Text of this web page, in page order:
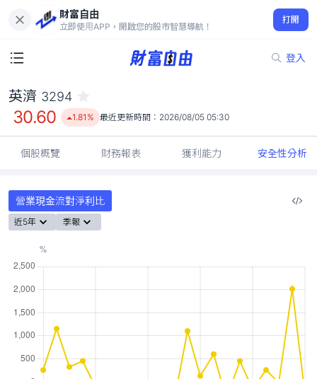
財富自由
立即使用APP，開啟您的股市智慧導航！
打開
登入
30.60
1.81%
英濟 3294
30.60 1.81% 最近更新時間： 2026/08/05 05:30
個股概覽 財務報表 獲利能力 安全性分析
營業現金流對淨利比
近5年 季報